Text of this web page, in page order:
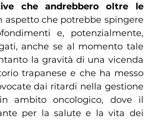
che andrebbero oltre le
aspetto che potrebbe spingere
e, potenzialmente,
anche se al momento tale
la gravità di una vicenda
trapanese e che ha messo
dai ritardi nella gestione
ambito oncologico, dove il
per la salute e la vita dei